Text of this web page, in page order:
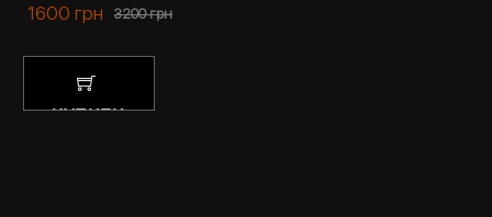
3200грн
1600 грн
КУПИТИ